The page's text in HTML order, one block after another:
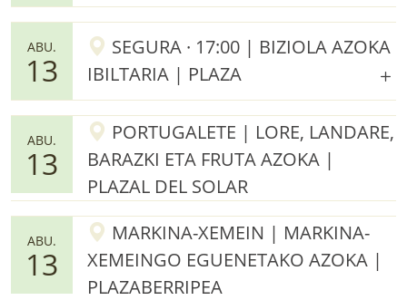
ABU.
13
SEGURA · 17:00 | BIZIOLA AZOKA
IBILTARIA | PLAZA
ABU.
13
PORTUGALETE | LORE, LANDARE,
BARAZKI ETA FRUTA AZOKA |
PLAZAL DEL SOLAR
ABU.
13
MARKINA-XEMEIN | MARKINA-
XEMEINGO EGUENETAKO AZOKA |
PLAZABERRIPEA